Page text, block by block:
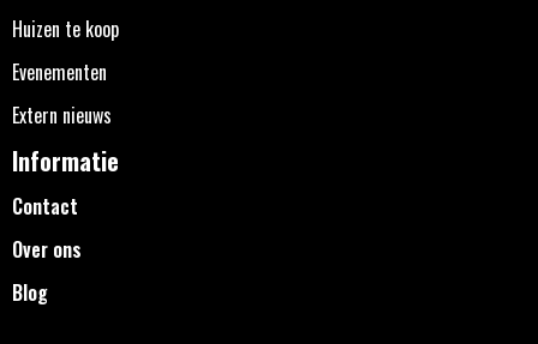
Huizen te koop
Evenementen
Extern nieuws
Informatie
Contact
Over ons
Blog